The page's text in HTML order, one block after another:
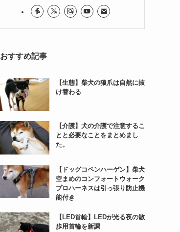
おすすめ記事
【生態】柴犬の狼爪は自然に抜
け替わる
【介護】犬の介護で注意するこ
とと必要なことをまとめまし
た。
【ドッグコペンハーゲン】柴犬
空まめのコンフォートウォーク
プロハーネスは引っ張り防止機
能付き
【LED首輪】LEDが光る夜の散
歩用首輪を新調